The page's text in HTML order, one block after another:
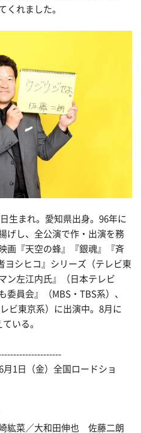
くれました。
生まれ。愛知県出身。96年に
げし、全公演で作・出演を務
画『天空の蜂』『銀魂』『斉
ヨシヒコ』シリーズ（テレビ東
ン左江内氏』（日本テレビ
委員会』（MBS・TBS系）、
ビ東京系）に出演中。8月に
いる。
月1日（金）全国ロードショ
菜／大和田伸也 佐藤二朗